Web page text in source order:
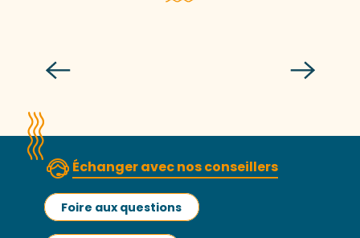
Échanger avec nos conseillers
Foire aux questions